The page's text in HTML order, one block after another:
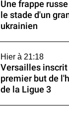
Une frappe
le stade d'un
ukrainien
Hier à 21:18
Versailles inscrit
premier but de
de la Ligue 3